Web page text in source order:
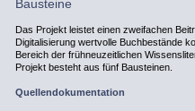
Bausteine
Das Projekt leistet einen zweifachen
Digitalisierung wertvolle Buchbestände
Bereich der frühneuzeitlichen
Projekt besteht aus fünf Bausteinen.
Quellendokumentation